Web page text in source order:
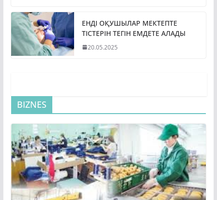
ЕНДІ ОҚУШЫЛАР МЕКТЕПТЕ
ТІСТЕРІН ТЕГІН ЕМДЕТЕ АЛАДЫ
20.05.2025
BIZNES